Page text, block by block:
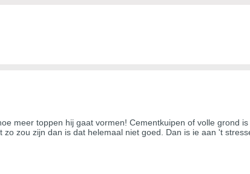
meer toppen hij gaat vormen! Cementkuipen of volle grond
zo zou zijn dan is dat helemaal niet goed. Dan is ie aan 't